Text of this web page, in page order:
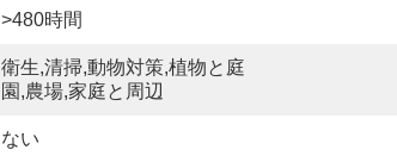
>480時間
衛生,清掃,動物対策,植物と庭
園,農場,家庭と周辺
ない